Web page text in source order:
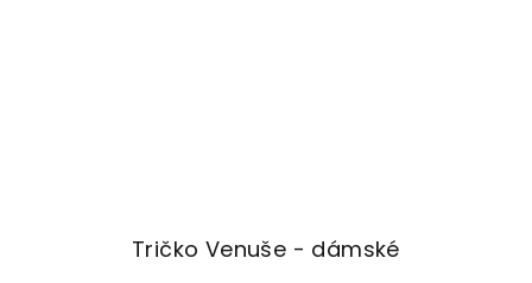
Tričko Venuše - dámské